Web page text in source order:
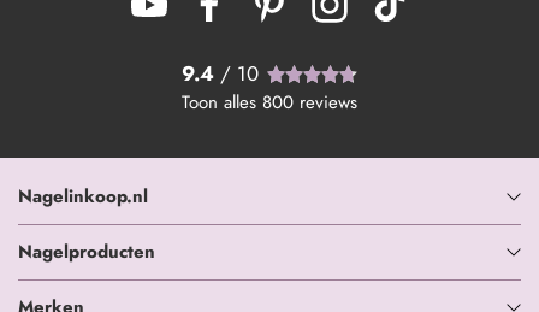
9.4 / 10
Toon alles 800 reviews
Nagelinkoop.nl
Nagelproducten